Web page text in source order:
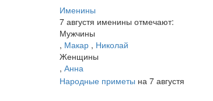
Именины
7 августя именины отмечают:
Мужчины
, Макар , Николай
Женщины
, Анна
Народные приметы на 7 августя